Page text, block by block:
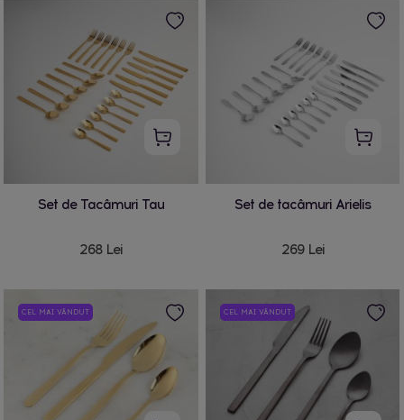
Set de Tacâmuri Tau
268 Lei
Set de tacâmuri Arielis
269 Lei
CEL MAI VÂNDUT CEL MAI VÂNDUT